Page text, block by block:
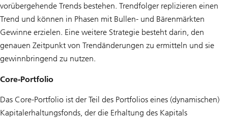
vorübergehende Trends bestehen. Trendfolger replizieren einen
Trend und können in Phasen mit Bullen- und Bärenmärkten
Gewinne erzielen. Eine weitere Strategie besteht darin, den
genauen Zeitpunkt von Trendänderungen zu ermitteln und sie
gewinnbringend zu nutzen.
Core-Portfolio
Das Core-Portfolio ist der Teil des Portfolios eines (dynamischen)
Kapitalerhaltungsfonds, der die Erhaltung des Kapitals